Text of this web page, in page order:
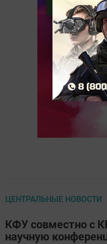
ЦЕНТРАЛЬНЫЕ НОВОСТИ
КФУ совместно с
научную